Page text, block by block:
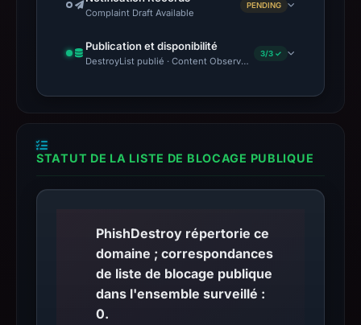
Complaint Draft Available
PENDING
Publication et disponibilité
DestroyList publié · Content Observed Unavailable · Délai
3/3 ✓
STATUT DE LA LISTE DE BLOCAGE PUBLIQUE
PhishDestroy répertorie ce
domaine ; correspondances
de liste de blocage publique
dans l'ensemble surveillé :
0.